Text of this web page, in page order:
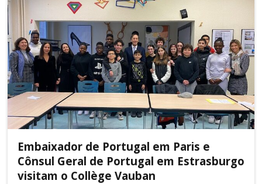
Embaixador de Portugal em Paris e
Cônsul Geral de Portugal em Estrasburgo
visitam o Collège Vauban